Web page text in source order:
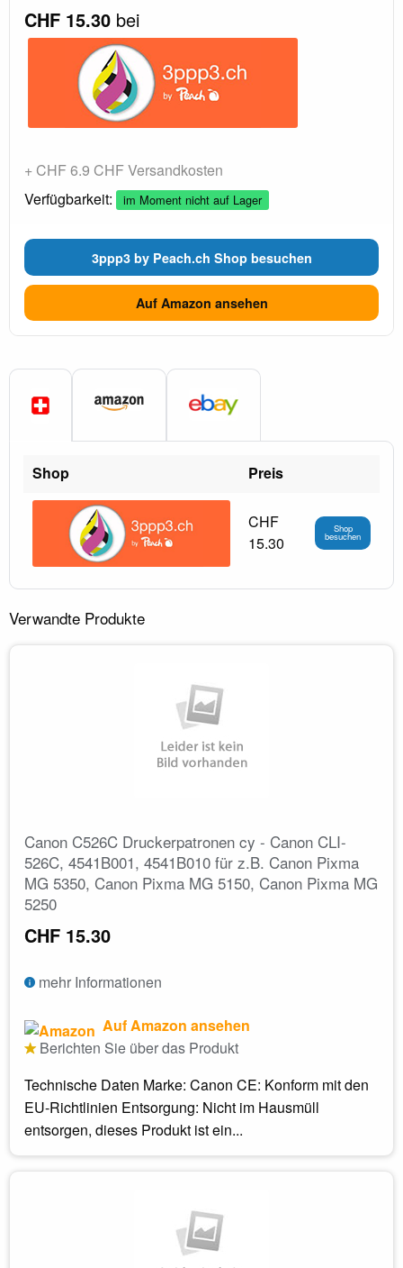
CHF 15.30 bei
+ CHF 6.9 CHF Versandkosten
Verfügbarkeit:
im Moment nicht auf Lager
3ppp3 by Peach.ch Shop besuchen
Auf Amazon ansehen
Shop Preis
CHF
15.30
Shop
besuchen
Verwandte Produkte
Canon C526C Druckerpatronen cy - Canon CLI-
526C, 4541B001, 4541B010 für z.B. Canon Pixma
MG 5350, Canon Pixma MG 5150, Canon Pixma MG
5250
CHF 15.30
mehr Informationen
Auf Amazon ansehen
Berichten Sie über das Produkt
Technische Daten Marke: Canon CE: Konform mit den
EU-Richtlinien Entsorgung: Nicht im Hausmüll
entsorgen, dieses Produkt ist ein...